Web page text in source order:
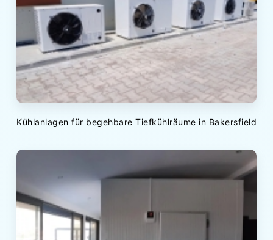
Kühlanlagen für begehbare Tiefkühlräume in Bakersfield